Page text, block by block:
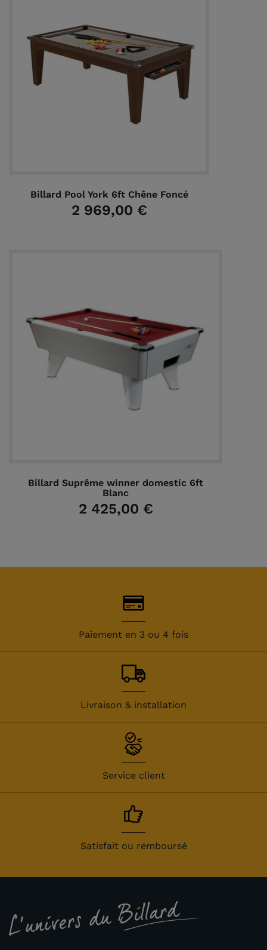
Billard Pool York 6ft Chêne Foncé
2 969,00 €
Billard Suprême winner domestic 6ft
Blanc
2 425,00 €
Paiement en 3 ou 4 fois
Livraison & installation
Service client
Satisfait ou remboursé